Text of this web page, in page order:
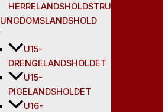
HERRELANDSHOLDSTRUPPEN
UNGDOMSLANDSHOLD
U15-
DRENGELANDSHOLDET
U15-
PIGELANDSHOLDET
U16-